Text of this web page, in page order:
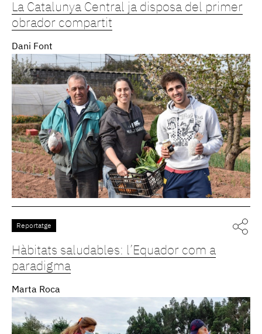
La Catalunya Central ja disposa del primer
obrador compartit
Dani Font
Reportatge
Hàbitats saludables: l’Equador com a
paradigma
Marta Roca